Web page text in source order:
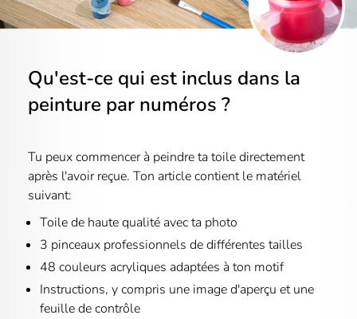
Qu'est-ce qui est inclus dans la
peinture par numéros ?
Tu peux commencer à peindre ta toile directement
après l'avoir reçue. Ton article contient le matériel
suivant:
Toile de haute qualité avec ta photo
3 pinceaux professionnels de différentes tailles
48 couleurs acryliques adaptées à ton motif
Instructions, y compris une image d'aperçu et une
feuille de contrôle